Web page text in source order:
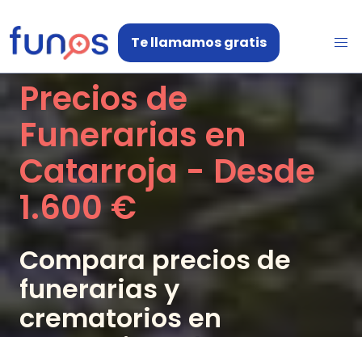
Te llamamos gratis
Precios de
Funerarias en
Catarroja - Desde
1.600 €
Compara precios de
funerarias y
crematorios en